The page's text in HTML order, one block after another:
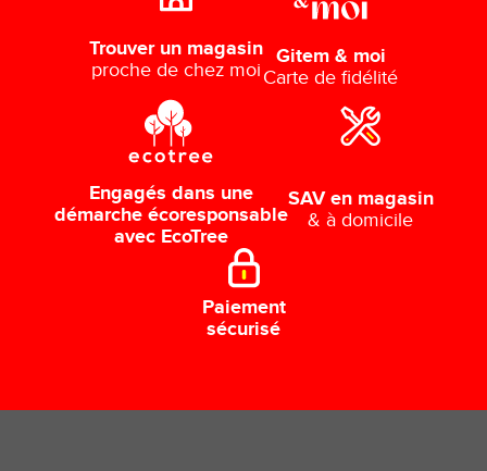
Trouver un magasin
proche de chez moi
Gitem & moi
Carte de fidélité
Engagés dans une
démarche écoresponsable
avec EcoTree
SAV en magasin
& à domicile
Paiement
sécurisé